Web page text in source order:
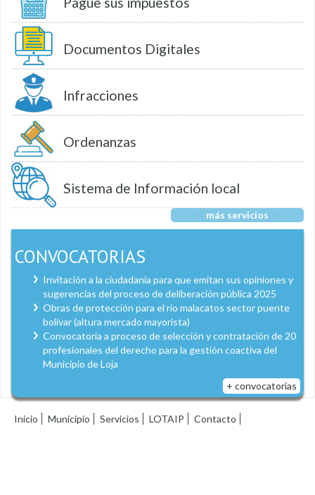
Documentos Digitales
Infracciones
Ordenanzas
Sistema de Información local
más servicios
CONVOCATORIAS
Invitación a la ciudadanía para que emitan sus opiniones y
sugerencias del proceso de deliberación pública 2025
Obras de protección para el río malacatos sector puente
bolívar (altura mercado mayorista)
Convocatoria a proceso de selección y contratación de 20
profesionales del derecho para la gestión coactiva del
Municipio de Loja
+ convocatorias
Inicio Municipio Servicios LOTAIP Contacto